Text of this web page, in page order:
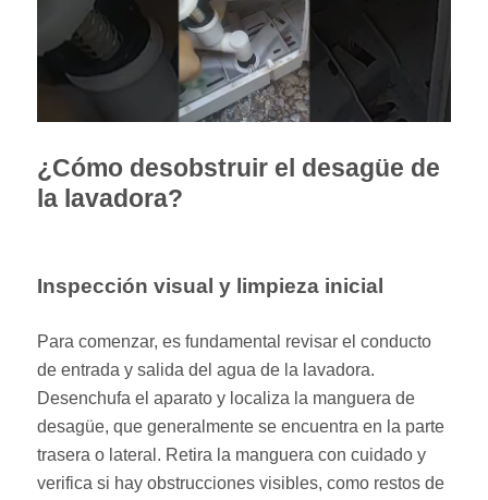
¿Cómo desobstruir el desagüe de
la lavadora?
Inspección visual y limpieza inicial
Para comenzar, es fundamental revisar el conducto
de entrada y salida del agua de la lavadora.
Desenchufa el aparato y localiza la manguera de
desagüe, que generalmente se encuentra en la parte
trasera o lateral. Retira la manguera con cuidado y
verifica si hay obstrucciones visibles, como restos de